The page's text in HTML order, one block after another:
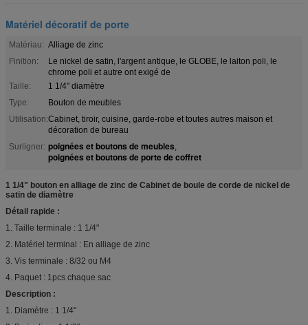
Matériel décoratif de porte
Matériau: Alliage de zinc
Finition:
Le nickel de satin, l'argent antique, le GLOBE, le laiton poli, le
chrome poli et autre ont exigé de
Taille:
1 1/4" diamètre
Type:
Bouton de meubles
Utilisation:Cabinet, tiroir, cuisine, garde-robe et toutes autres maison et
décoration de bureau
Surligner: poignées et boutons de meubles,
poignées et boutons de porte de coffret
1 1/4" bouton en alliage de zinc de Cabinet de boule de corde de nickel de
satin de diamètre
Détail rapide :
1. Taille terminale : 1 1/4"
2. Matériel terminal : En alliage de zinc
3. Vis terminale : 8/32 ou M4
4. Paquet : 1pcs chaque sac
Description :
1. Diamètre : 1 1/4"